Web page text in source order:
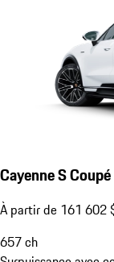
Cayenne S
À partir de 161 602
657ch